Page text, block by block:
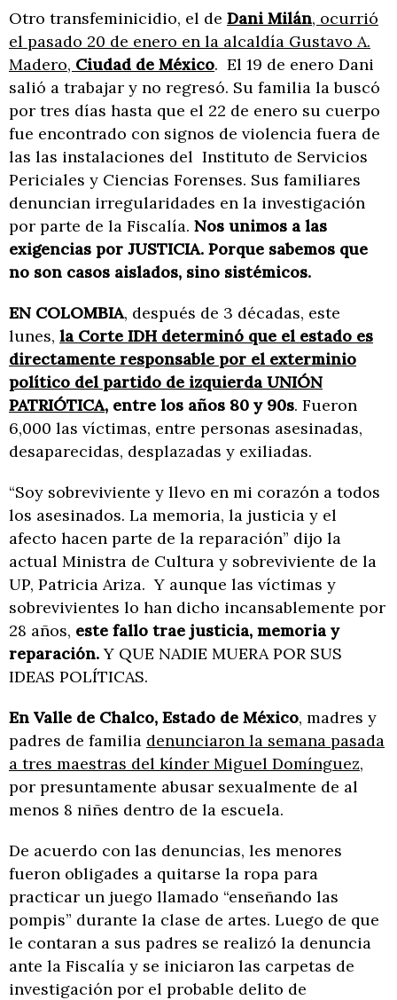
Otro transfeminicidio, el de Dani Milán, ocurrió
el pasado 20 de enero en la alcaldía Gustavo A.
Madero, Ciudad de México. El 19 de enero Dani
salió a trabajar y no regresó. Su familia la buscó
por tres días hasta que el 22 de enero su cuerpo
fue encontrado con signos de violencia fuera de
las las instalaciones del Instituto de Servicios
Periciales y Ciencias Forenses. Sus familiares
denuncian irregularidades en la investigación
por parte de la Fiscalía. Nos unimos a las
exigencias por JUSTICIA. Porque sabemos que
no son casos aislados, sino sistémicos.
EN COLOMBIA, después de 3 décadas, este
lunes, la Corte IDH determinó que el estado es
directamente responsable por el exterminio
político del partido de izquierda UNIÓN
PATRIÓTICA, entre los años 80 y 90s. Fueron
6,000 las víctimas, entre personas asesinadas,
desaparecidas, desplazadas y exiliadas.
“Soy sobreviviente y llevo en mi corazón a todos
los asesinados. La memoria, la justicia y el
afecto hacen parte de la reparación” dijo la
actual Ministra de Cultura y sobreviviente de la
UP, Patricia Ariza. Y aunque las víctimas y
sobrevivientes lo han dicho incansablemente por
28 años, este fallo trae justicia, memoria y
reparación.Y QUE NADIE MUERA POR SUS
IDEAS POLÍTICAS.
En Valle de Chalco, Estado de México, madres y
padres de familia denunciaron la semana pasada
a tres maestras del kínder Miguel Domínguez,
por presuntamente abusar sexualmente de al
menos 8 niñes dentro de la escuela.
De acuerdo con las denuncias, les menores
fueron obligades a quitarse la ropa para
practicar un juego llamado “enseñando las
pompis” durante la clase de artes. Luego de que
le contaran a sus padres se realizó la denuncia
ante la Fiscalía y se iniciaron las carpetas de
investigación por el probable delito de